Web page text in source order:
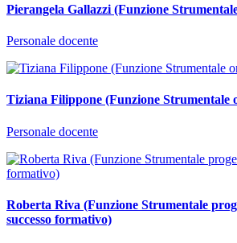
Pierangela Gallazzi (Funzione
Personale docente
Tiziana Filippone (Funzione Strumentale
Personale docente
Roberta Riva (Funzione Strumentale
successo formativo)